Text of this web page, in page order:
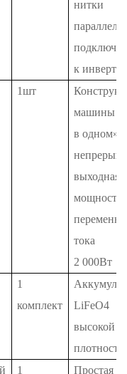
нитки
к
1шт
машины
в одном»,
выходная
мощность
тока
2000Вт
1
комплект
LiFeO4
высокой
плотности
1
Простая